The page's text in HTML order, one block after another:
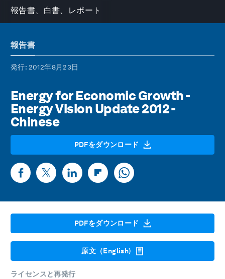
報告書、白書、レポート
報告書
発行: 2012年8月23日
Energy for Economic Growth -
Energy Vision Update 2012 -
Chinese
PDFをダウンロード
PDFをダウンロード
原文（English)
ライセンスと再発行